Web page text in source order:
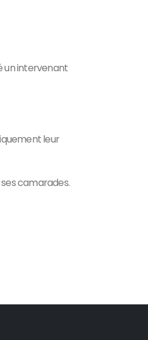
un intervenant
leur
camarades.